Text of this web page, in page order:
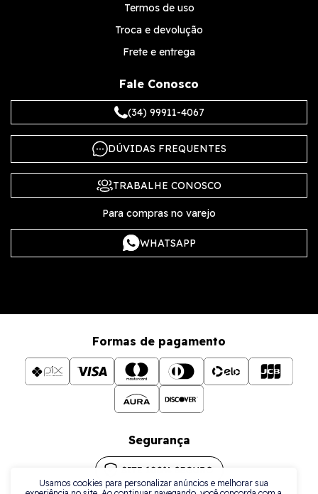
Usamos cookies para personalizar anúncios e melhorar sua
Termos de uso
Troca e devolução
Frete e entrega
Fale Conosco
(34) 99911-4067
DÚVIDAS FREQUENTES
TRABALHE CONOSCO
Para compras no varejo
WHATSAPP
Formas de pagamento
Segurança